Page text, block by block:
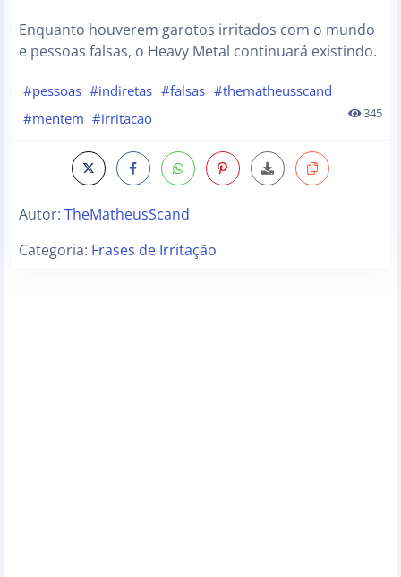
Enquanto houverem garotos irritados com o mundo
e pessoas falsas, o Heavy Metal continuará existindo.
#pessoas #indiretas #falsas #thematheusscand
#mentem #irritacao 345
Autor: TheMatheusScand
Categoria: Frases de Irritação